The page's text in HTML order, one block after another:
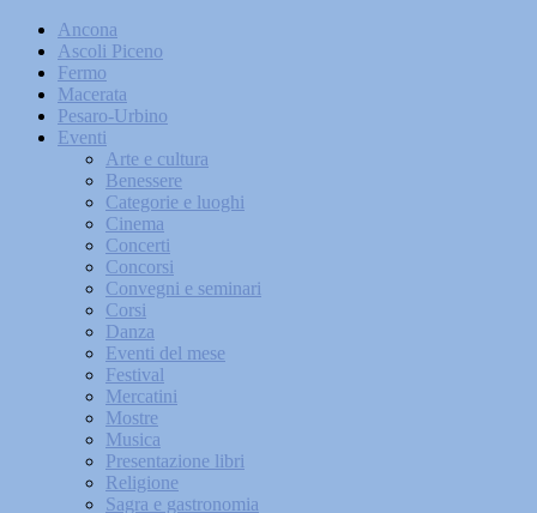
Ancona
Ascoli Piceno
Fermo
Macerata
Pesaro-Urbino
Eventi
Arte e cultura
Benessere
Categorie e luoghi
Cinema
Concerti
Concorsi
Convegni e seminari
Corsi
Danza
Eventi del mese
Festival
Mercatini
Mostre
Musica
Presentazione libri
Religione
Sagra e gastronomia